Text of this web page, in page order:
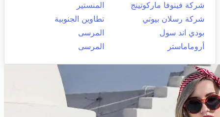
شركة فينوفا ماركوتينج
المنستير
شركة رسلان بيوتي
تطاوين الجنوبية
بودي اند سول
المرسى
أروماماستر
المرسى